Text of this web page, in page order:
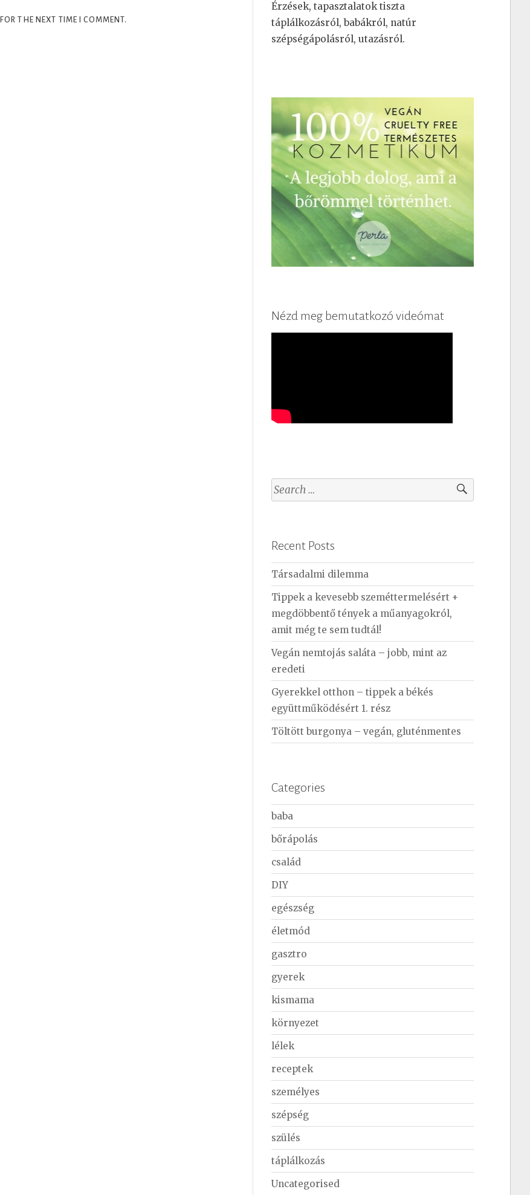
THE NEXT TIME I COMMENT.
Érzések, tapasztalatok tiszta
táplálkozásról, babákról, natúr
szépségápolásról, utazásról.
Nézd meg bemutatkozó videómat
S
e
c
h
f
o
r
:
Recent Posts
Társadalmi dilemma
Tippek a kevesebb szeméttermelésért +
megdöbbentő tények a műanyagokról,
amit még te sem tudtál!
Vegán nemtojás saláta – jobb, mint az
eredeti
Gyerekkel otthon – tippek a békés
együttműködésért 1. rész
Töltött burgonya – vegán, gluténmentes
Categories
baba
bőrápolás
család
DIY
egészség
életmód
gasztro
gyerek
kismama
környezet
lélek
receptek
személyes
szépség
szülés
táplálkozás
Uncategorised